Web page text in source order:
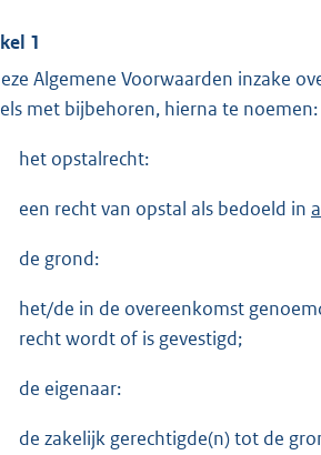
1
Algemene Voorwaarden inzake
met bijbehoren, hierna te
het opstalrecht:
een recht van opstal als bedoeld in
de grond:
het/de in de overeenkomst
recht wordt of is gevestigd;
de eigenaar:
de zakelijk gerechtigde(n) tot de